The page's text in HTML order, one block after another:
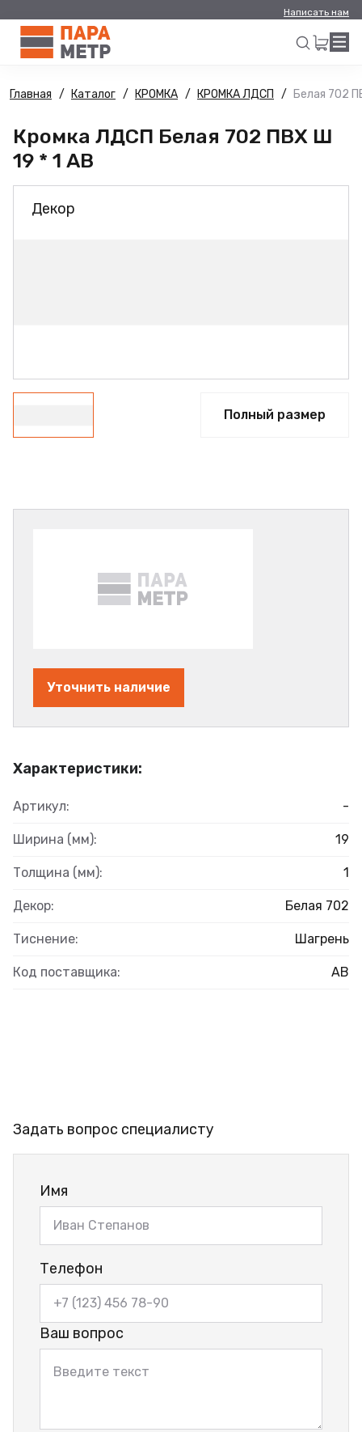
Написать нам
Искать
Главная Каталог КРОМКА КРОМКА ЛДСП Белая 702
Кромка ЛДСП Белая 702 ПВХ Ш
19 * 1 АВ
Декор
Полный размер
Характеристики:
Артикул: -
Ширина (мм): 19
Толщина (мм): 1
Декор: Белая 702
Тиснение: Шагрень
Код поставщика: АВ
Уточнить наличие
Задать вопрос специалисту
Имя
Телефон
Ваш вопрос